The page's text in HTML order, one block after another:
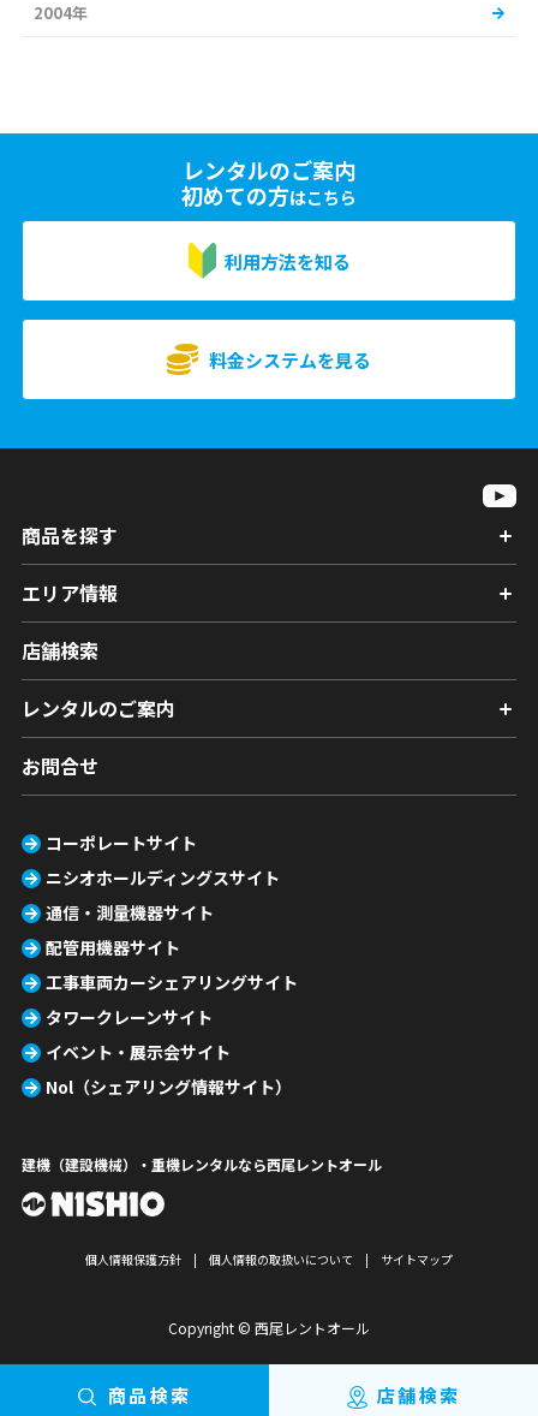
2004年
レンタルのご案内
初めての方はこちら
利用方法を知る
料金システムを見る
商品検索 店舗検索
商品を探す
エリア情報
店舗検索
レンタルのご案内
お問合せ
コーポレートサイト
ニシオホールディングスサイト
通信・測量機器サイト
配管用機器サイト
工事車両カーシェアリングサイト
タワークレーンサイト
イベント・展示会サイト
Nol（シェアリング情報サイト）
建機（建設機械）・重機レンタルなら西尾レントオール
個人情報保護方針 個人情報の取扱いについて サイトマップ
Copyright © 西尾レントオール